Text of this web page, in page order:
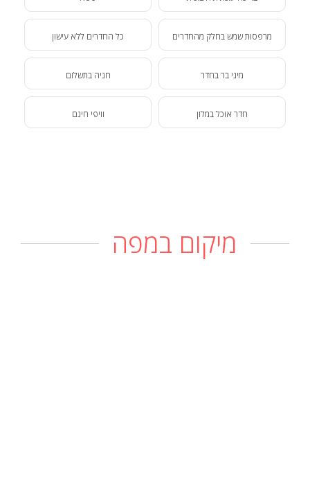
מרפסות שמש בחלק מהחדרים כל החדרים ללא עישון
מיני בר בחדר חניה בתשלום
חדר אוכל במלון וויפי חינם
מיקום במפה